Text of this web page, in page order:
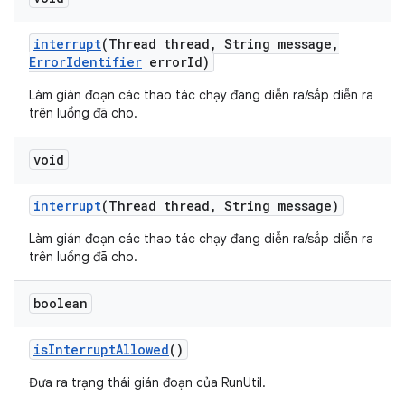
interrupt(Thread thread , String message ,
ErrorIdentifier errorId)
Làm gián đoạn các thao tác chạy đang diễn ra/sắp diễn ra
trên luồng đã cho.
void
interrupt(Thread thread , String message)
Làm gián đoạn các thao tác chạy đang diễn ra/sắp diễn ra
trên luồng đã cho.
boolean
isInterruptAllowed()
Đưa ra trạng thái gián đoạn của RunUtil.